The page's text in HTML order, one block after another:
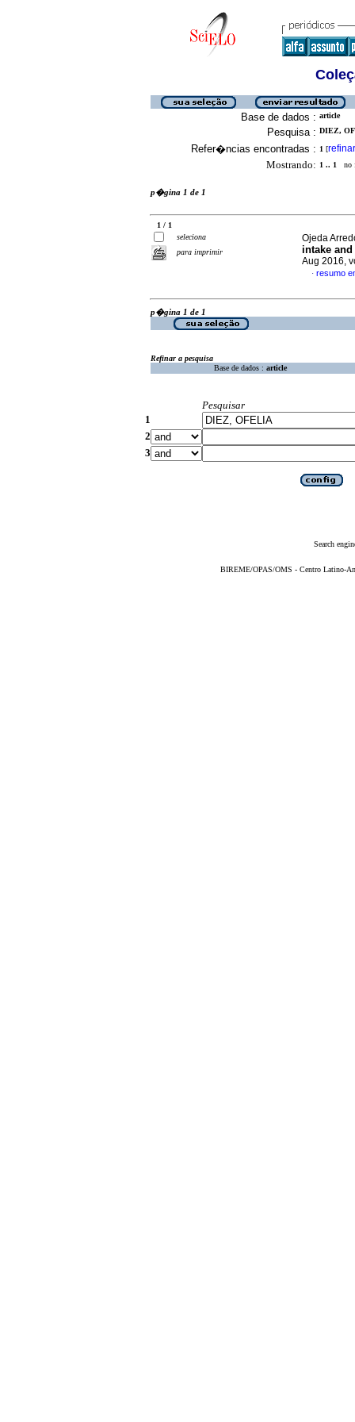
Base de dados : article
Pesquisa : DIEZ,
Refer�ncias encontradas : 1 [refinar
Mostrando: 1 .. 1 no
p�gina 1 de 1
1 / 1
seleciona
para imprimir
Ojeda
intake
Aug 2016,
· resumo
p�gina 1 de 1
Refinar a pesquisa
Base de dados : article
Pesquisar
1
2
3
Search
BIREME/OPAS/OMS - Centro Latino-